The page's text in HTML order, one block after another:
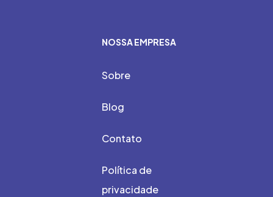
NOSSA EMPRESA
Sobre
Blog
Contato
Política de
privacidade